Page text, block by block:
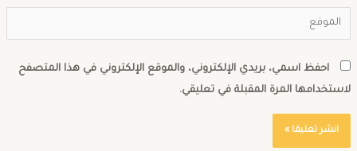
احفظ اسمي، بريدي الإلكتروني، والموقع الإلكتروني في هذا المتصفح
المرة المقبلة في تعليقي.